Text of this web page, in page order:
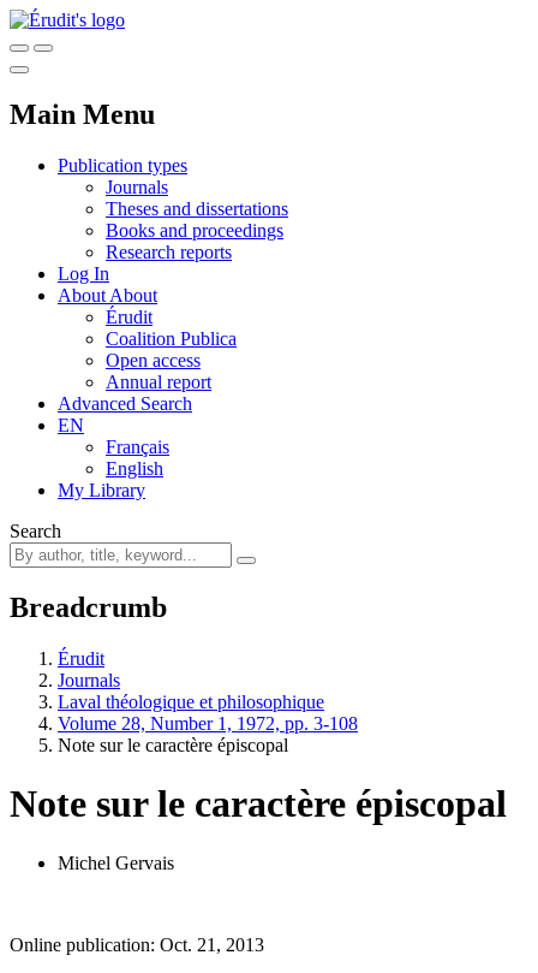
Main Menu
Publication types
Journals
Theses and dissertations
Books and proceedings
Research reports
Log In
About About
Érudit
Coalition Publica
Open access
Annual report
Advanced Search
EN
Français
English
My Library
Search
Breadcrumb
Érudit
Journals
Laval théologique et philosophique
Volume 28, Number 1, 1972, pp. 3-108
Note sur le caractère épiscopal
Note sur le caractère épiscopal
Michel Gervais
Online publication: Oct. 21, 2013